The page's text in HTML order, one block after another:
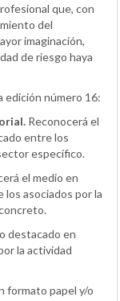
que, con
del
imaginación,
de riesgo haya
edición número 16:
Reconocerá el
entre los
específico.
el medio en
asociados por la
destacado en
la actividad
formato papel y/o